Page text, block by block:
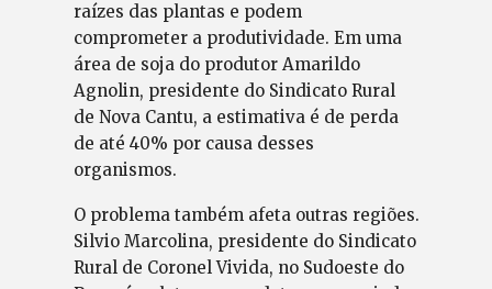
raízes das plantas e podem
comprometer a produtividade. Em uma
área de soja do produtor Amarildo
Agnolin, presidente do Sindicato Rural
de Nova Cantu, a estimativa é de perda
de até 40% por causa desses
organismos.
O problema também afeta outras regiões.
Silvio Marcolina, presidente do Sindicato
Rural de Coronel Vivida, no Sudoeste do